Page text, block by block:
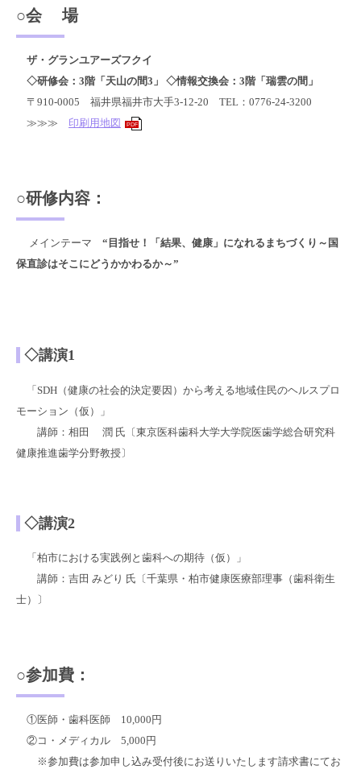
○会 場
ザ・グランユアーズフクイ
◇研修会：3階「天山の間3」 ◇情報交換会：3階「瑞雲の間」
〒910-0005 福井県福井市大手3-12-20 TEL：0776-24-3200
≫≫≫ 印刷用地図 PDF
○研修内容：
メインテーマ “目指せ！「結果、健康」になれるまちづくり～国
保直診はそこにどうかかわるか～”
◇講演1
「SDH（健康の社会的決定要因）から考える地域住民のヘルスプロ
モーション（仮）」
講師：相田 潤 氏〔東京医科歯科大学大学院医歯学総合研究科
健康推進歯学分野教授〕
◇講演2
「柏市における実践例と歯科への期待（仮）」
講師：吉田 みどり 氏〔千葉県・柏市健康医療部理事（歯科衛生
士）〕
○参加費：
①医師・歯科医師 10,000円
②コ・メディカル 5,000円
※参加費は参加申し込み受付後にお送りいたします請求書にてお